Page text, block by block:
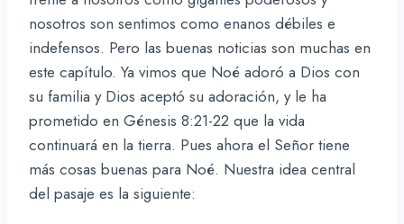
nosotros son sentimos como enanos débiles e
indefensos. Pero las buenas noticias son muchas en
este capítulo. Ya vimos que Noé adoró a Dios con
su familia y Dios aceptó su adoración, y le ha
prometido en Génesis 8:21-22 que la vida
continuará en la tierra. Pues ahora el Señor tiene
más cosas buenas para Noé. Nuestra idea central
del pasaje es la siguiente: